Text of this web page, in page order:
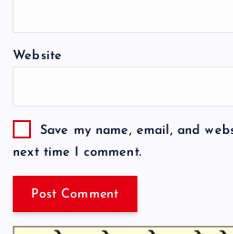
Website
Save my name, email, and
next time I comment.